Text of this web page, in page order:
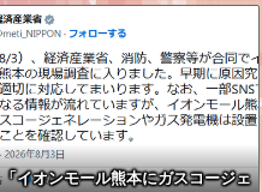
くなくて休めない現実
「イオンモール熊本にガスコージェ